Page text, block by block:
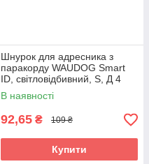
Шнурок для адресника з
паракорду WAUDOG Smart
ID, світловідбивний, S, Д 4
мм, Д 25-45 см салатовий
В наявності
92,65 ₴ 109 ₴
Купити